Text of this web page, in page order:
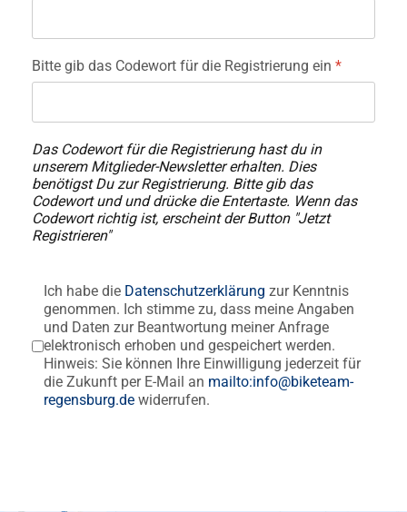
Bitte gib das Codewort für die Registrierung ein *
Das Codewort für die Registrierung hast du in
unserem Mitglieder-Newsletter erhalten. Dies
benötigst Du zur Registrierung. Bitte gib das
Codewort und und drücke die Entertaste. Wenn das
Codewort richtig ist, erscheint der Button "Jetzt
Registrieren"
Datenschutz*
Ich habe die Datenschutzerklärung zur Kenntnis
genommen. Ich stimme zu, dass meine Angaben
und Daten zur Beantwortung meiner Anfrage
elektronisch erhoben und gespeichert werden.
Hinweis: Sie können Ihre Einwilligung jederzeit für
die Zukunft per E-Mail an mailto:info@biketeam-
regensburg.de widerrufen.